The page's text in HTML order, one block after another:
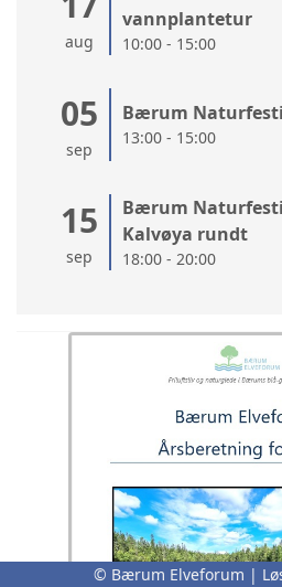
aug
vannplantetur
10:00 - 15:00
05
sep
Bærum
13:00 - 15:00
15
sep
Bærum
Kalvøya rundt
18:00 - 20:00
© Bærum Elveforum |